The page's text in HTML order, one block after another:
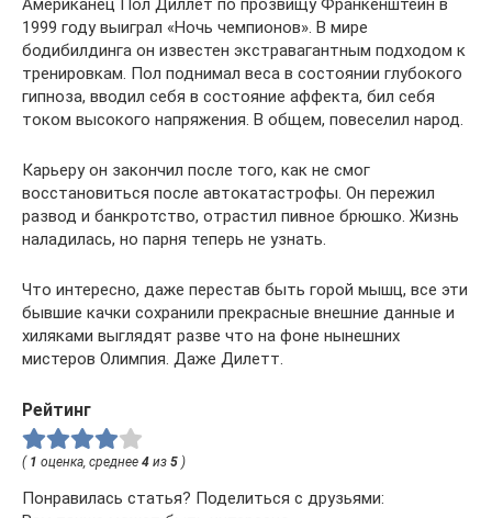
Американец Пол Диллет по прозвищу Франкенштейн в
1999 году выиграл «Ночь чемпионов». В мире
бодибилдинга он известен экстравагантным подходом к
тренировкам. Пол поднимал веса в состоянии глубокого
гипноза, вводил себя в состояние аффекта, бил себя
током высокого напряжения. В общем, повеселил народ.
Карьеру он закончил после того, как не смог
восстановиться после автокатастрофы. Он пережил
развод и банкротство, отрастил пивное брюшко. Жизнь
наладилась, но парня теперь не узнать.
Что интересно, даже перестав быть горой мышц, все эти
бывшие качки сохранили прекрасные внешние данные и
хиляками выглядят разве что на фоне нынешних
мистеров Олимпия. Даже Дилетт.
Рейтинг
( 1 оценка, среднее 4 из 5 )
Понравилась статья? Поделиться с друзьями: